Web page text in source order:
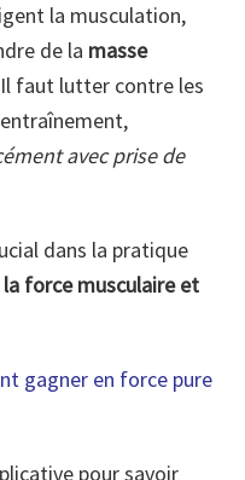
la musculation,
de la masse
faut lutter contre les
avec prise de
dans la pratique
force musculaire et
gagner en force pure
pour savoir